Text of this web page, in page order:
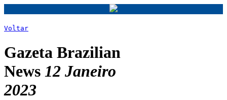
Voltar
Gazeta Brazilian
News 12 Janeiro
2023